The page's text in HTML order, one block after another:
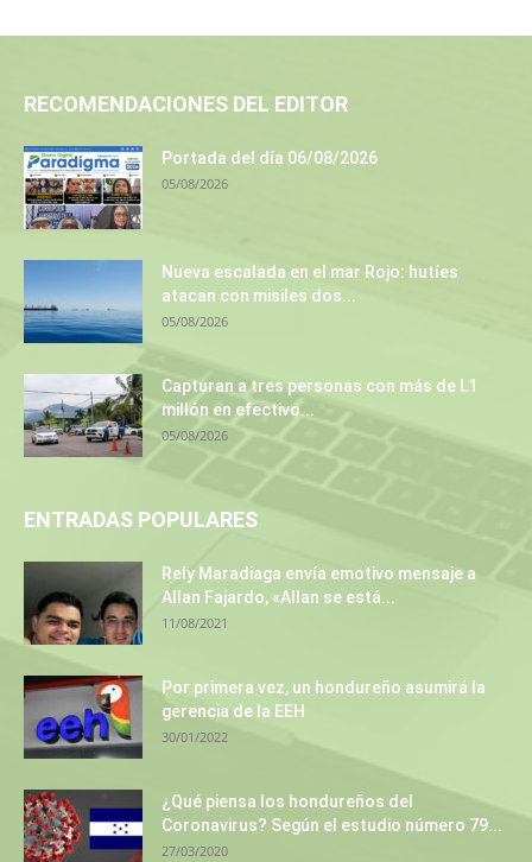
RECOMENDACIONES DEL EDITOR
Portada del día 06/08/2026
05/08/2026
Nueva escalada en el mar Rojo: hutíes
atacan con misiles dos...
05/08/2026
Capturan a tres personas con más de L1
millón en efectivo...
05/08/2026
ENTRADAS POPULARES
Rely Maradiaga envía emotivo mensaje a
Allan Fajardo, «Allan se está...
11/08/2021
Por primera vez, un hondureño asumirá la
gerencia de la EEH
30/01/2022
¿Qué piensa los hondureños del
Coronavirus? Según el estudio número 79...
27/03/2020